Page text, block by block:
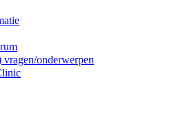
onderwerpen